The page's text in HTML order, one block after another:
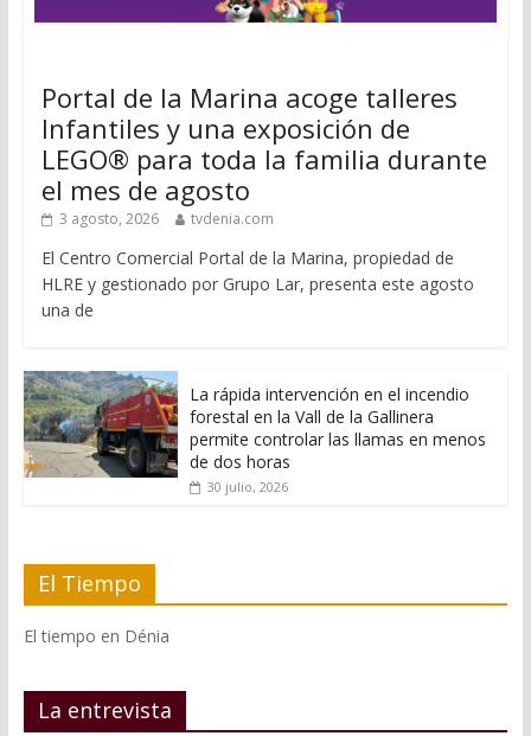
Portal de la Marina acoge talleres
Infantiles y una exposición de
LEGO® para toda la familia durante
el mes de agosto
3 agosto, 2026 tvdenia.com
El Centro Comercial Portal de la Marina, propiedad de
HLRE y gestionado por Grupo Lar, presenta este agosto
una de
La rápida intervención en el incendio
forestal en la Vall de la Gallinera
permite controlar las llamas en menos
de dos horas
30 julio, 2026
El Tiempo
El tiempo en Dénia
La entrevista